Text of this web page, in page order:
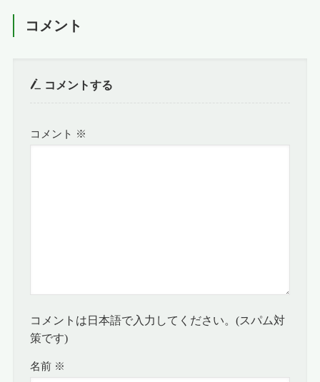
コメント
コメントする
コメント ※
コメントは日本語で入力してください。(スパム対
策です)
名前 ※